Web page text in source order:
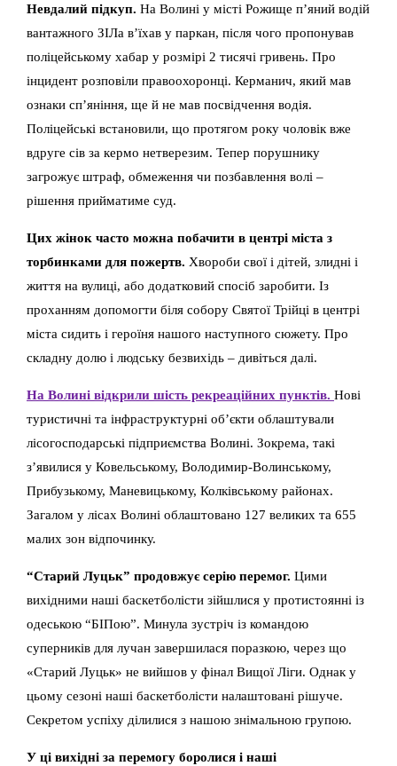
Невдалий підкуп. На Волині у місті Рожище п’яний водій
вантажного ЗІЛа в’їхав у паркан, після чого пропонував
поліцейському хабар у розмірі 2 тисячі гривень. Про
інцидент розповіли правоохоронці. Керманич, який мав
ознаки сп’яніння, ще й не мав посвідчення водія.
Поліцейські встановили, що протягом року чоловік вже
вдруге сів за кермо нетверезим. Тепер порушнику
загрожує штраф, обмеження чи позбавлення волі –
рішення прийматиме суд.
Цих жінок часто можна побачити в центрі міста з
торбинками для пожертв. Хвороби свої і дітей, злидні і
життя на вулиці, або додатковий спосіб заробити. Із
проханням допомогти біля собору Святої Трійці в центрі
міста сидить і героїня нашого наступного сюжету. Про
складну долю і людську безвихідь – дивіться далі.
На Волині відкрили шість рекреаційних пунктів. Нові
туристичні та інфраструктурні об’єкти облаштували
лісогосподарські підприємства Волині. Зокрема, такі
з’явилися у Ковельському, Володимир-Волинському,
Прибузькому, Маневицькому, Колківському районах.
Загалом у лісах Волині облаштовано 127 великих та 655
малих зон відпочинку.
“Старий Луцьк” продовжує серію перемог. Цими
вихідними наші баскетболісти зійшлися у протистоянні із
одеською “БІПою”. Минула зустріч із командою
суперників для лучан завершилася поразкою, через що
«Старий Луцьк» не вийшов у фінал Вищої Ліги. Однак у
цьому сезоні наші баскетболісти налаштовані рішуче.
Секретом успіху ділилися з нашою знімальною групою.
У ці вихідні за перемогу боролися і наші